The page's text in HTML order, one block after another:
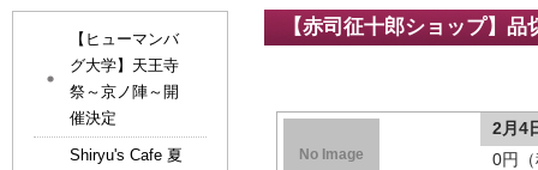
【赤司征十郎ショップ】
No Image
2月4
0円
【ヒューマンバ
グ大学】天王寺
祭～京ノ陣～開
催決定
Shiryu's Cafe 夏